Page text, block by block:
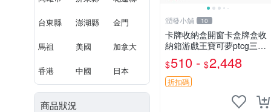
台東縣 澎湖縣 金門
馬祖 美國 加拿大
香港 中國 日本
商品狀況
潤發小舖 10
卡牌收納盒開窗卡盒牌盒收
納箱游戲王寶可夢ptcg三國
殺海賊王dtcg
$510 - $2,448
折扣碼